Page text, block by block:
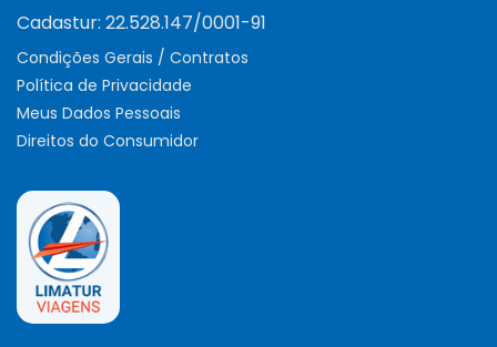
Cadastur: 22.528.147/0001-91
Condições Gerais / Contratos
Política de Privacidade
Meus Dados Pessoais
Direitos do Consumidor